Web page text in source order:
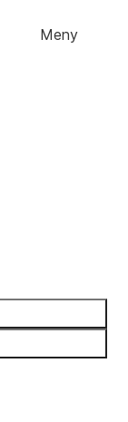
Meny